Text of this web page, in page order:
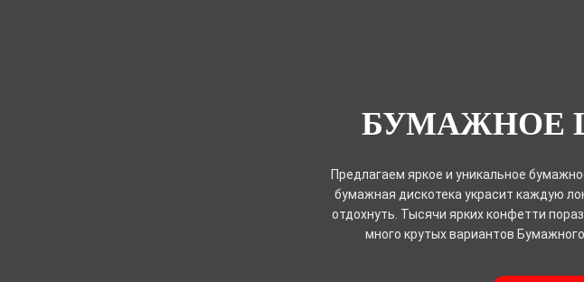
БУМАЖНОЕ
Предлагаем яркое и уникальное
бумажная дискотека украсит каждую
отдохнуть. Тысячи ярких конфетти
много крутых вариантов